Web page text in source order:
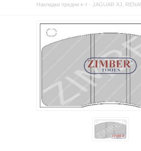
Накладки предни к-т - JAGUAR XJ,